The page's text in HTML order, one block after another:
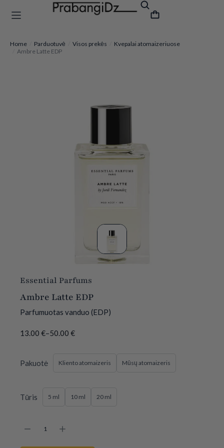
You are here:
Home Parduotuvė Visos prekės
Kvepalai atomaizeriuose
Ambre Latte EDP
Essential Parfums
Ambre Latte EDP
Parfumuotas vanduo (EDP)
13.00 €–50.00 €
Pakuotė Kliento atomaizeris Mūsų atomaizeris
Tūris 5 ml 10 ml 20 ml